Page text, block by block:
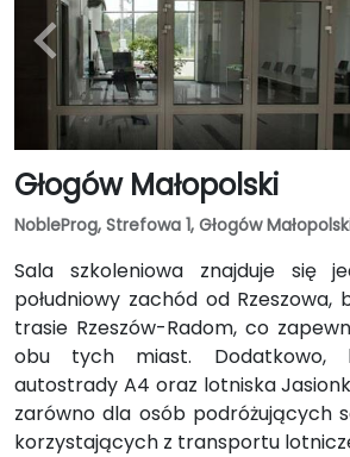
Głogów Małopolski
NobleProg, Strefowa 1, Głogów
Sala szkoleniowa znajduje się
południowy zachód od Rzeszowa,
trasie Rzeszów-Radom, co
obu tych miast. Dodatkowo,
autostrady A4 oraz lotniska
zarówno dla osób podróżujących
korzystających z transportu